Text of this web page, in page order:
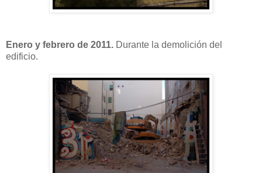
Enero y febrero de 2011. Durante la demolición del
edificio.